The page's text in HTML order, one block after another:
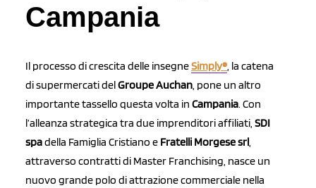
Campania
Il processo di crescita delle insegneSimply®, la catena
di supermercati delGroupe Auchan, pone un altro
importante tassello questa volta in Campania. Con
l’alleanza strategica tra due imprenditori affiliati, SDI
spadella Famiglia Cristiano e Fratelli Morgese srl,
attraverso contratti di Master Franchising, nasce un
nuovo grande polo di attrazione commerciale nella